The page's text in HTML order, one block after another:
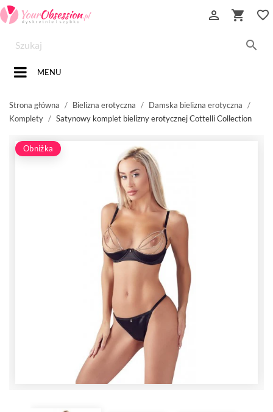
favorite_border



MENU
Strona główna Bielizna erotyczna
Damska bielizna erotyczna
Komplety
Satynowy komplet bielizny erotycznej Cottelli Collection
Obniżka